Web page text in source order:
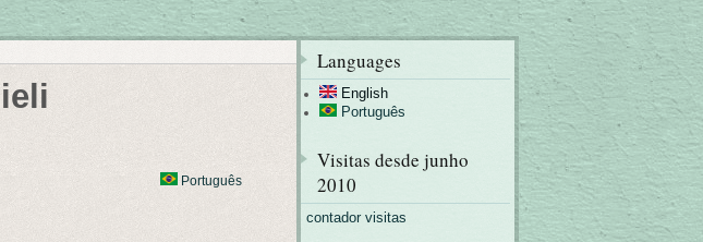
Português
Languages
English
Português
Visitas desde junho
2010
contador visitas